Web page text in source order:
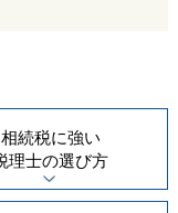
相続税に強い
理士の選び方